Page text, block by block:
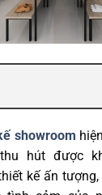
showroom
hút được
kế ấn